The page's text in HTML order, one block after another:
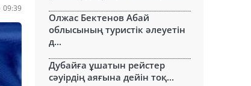
09:39
Олжас Бектенов Абай
облысының туристік әлеуетін
д...
Дубайға ұшатын рейстер
сәуірдің аяғына дейін тоқ...